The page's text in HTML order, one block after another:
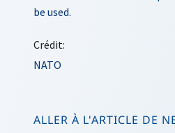
be used.
Crédit:
NATO
ALLER À L'ARTICLE DE